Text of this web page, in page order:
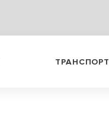
ТРАНСПОРТ